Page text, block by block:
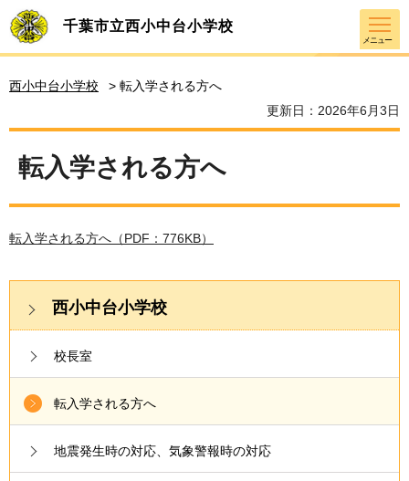
千葉市立西小中台小学校
メニュー
西小中台小学校
> 転入学される方へ
更新日：2026年6月3日
転入学される方へ
転入学される方へ（PDF：776KB）
西小中台小学校
校長室
転入学される方へ
地震発生時の対応、気象警報時の対応